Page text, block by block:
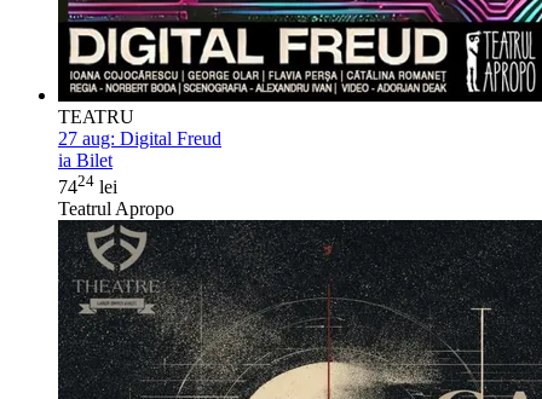
TEATRU
27 aug: Digital Freud
ia Bilet
7424 lei
Teatrul Apropo